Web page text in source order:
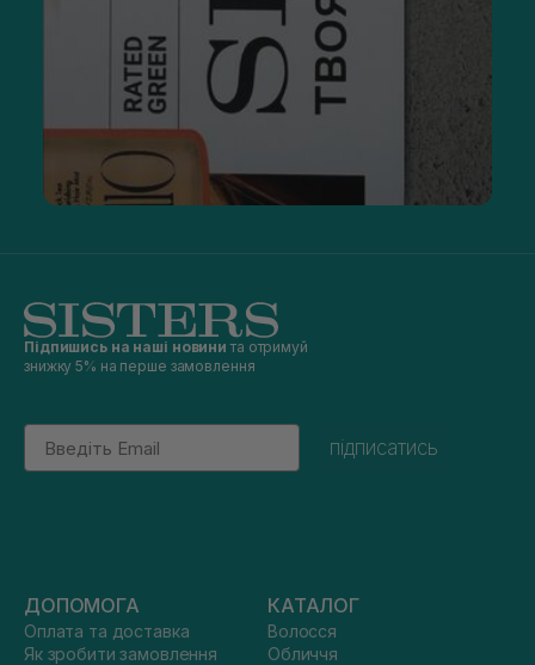
Підпишись на наші новини та отримуй
знижку 5% на перше замовлення
Email
підписатись
ДОПОМОГА
Оплата та доставка
Як зробити замовлення
КАТАЛОГ
Волосся
Обличчя